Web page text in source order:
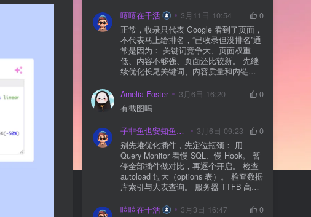
质还是一个长期获客渠道，但不能再当
成唯一渠道了。
嘻嘻在干活 3月11日 10:54
0
正常，收录只代表 Google 看到了页面，
不代表马上给排名，“已收录但没排名”通
常是因为： 关键词竞争大、页面权重
低、内容不够强、页面还比较新。 先继
续优化长尾关键词、内容质量和内链，
Amelia Foster
3月6日 16:20
0
有截图吗
子非鱼也安知鱼之乐 3月6日 09:23
0
别先堆优化插件，先定位瓶颈： 用
Query Monitor 看慢 SQL、慢 Hook。 暂
停全部插件做对比，再逐个开启。 检查
autoload 过大（options 表）。 检查数据
库索引与大表查询。 服务器 TTFB 高就
嘻嘻在干活
3月3日 16:47
0